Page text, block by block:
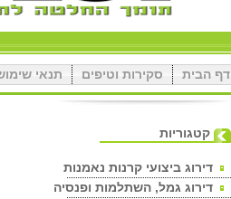
דף הבית סקירות וטיפים תנאי
קטגוריות
דירוג ביצועי קרנות נאמנות
דירוג גמל, השתלמות ופנסיה